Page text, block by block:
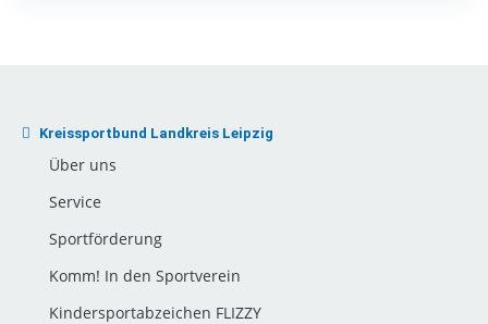
Kreissportbund Landkreis Leipzig
Über uns
Service
Sportförderung
Komm! In den Sportverein
Kindersportabzeichen FLIZZY